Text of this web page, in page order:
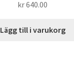
kr640.00
Lägg till i varukorg